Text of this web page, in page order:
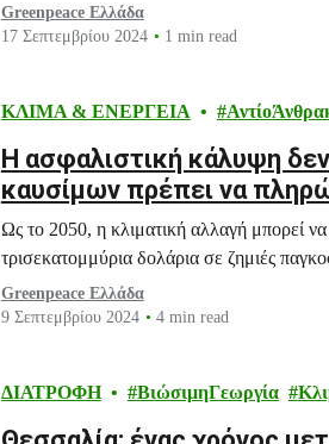
Greenpeace Ελλάδα
17 Σεπτεμβρίου 2024
1 min read
ΚΛΙΜΑ & ΕΝΕΡΓΕΙΑ
Η ασφαλιστική κάλυψη δεν
καυσίμων πρέπει να
Ως το 2050, η κλιματική αλλαγή μπορεί
τρισεκατομμύρια δολάρια σε ζημιές
Greenpeace Ελλάδα
9 Σεπτεμβρίου 2024
4 min read
ΔΙΑΤΡΟΦΗ ΒιώσιμηΓεωργία